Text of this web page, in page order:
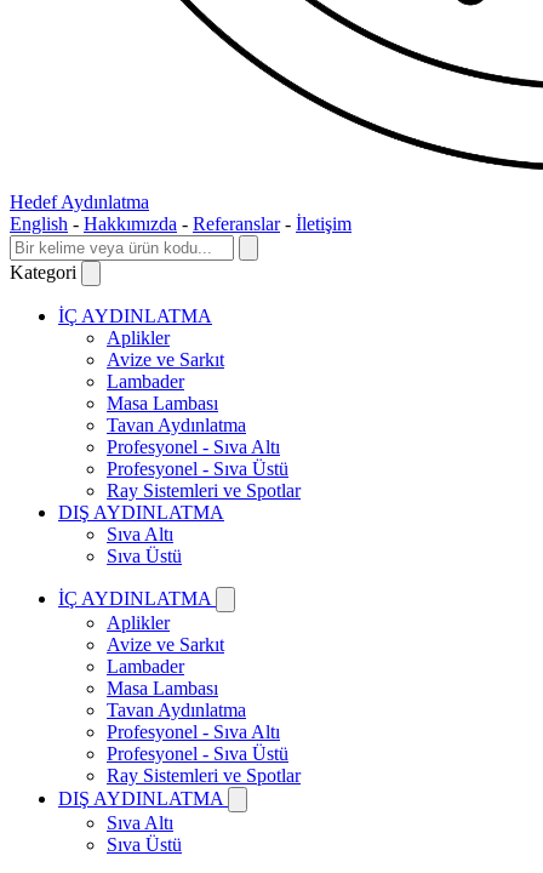
Hedef Aydınlatma
English - Hakkımızda - Referanslar - İletişim
Kategori
İÇ AYDINLATMA
Aplikler
Avize ve Sarkıt
Lambader
Masa Lambası
Tavan Aydınlatma
Profesyonel - Sıva Altı
Profesyonel - Sıva Üstü
Ray Sistemleri ve Spotlar
DIŞ AYDINLATMA
Sıva Altı
Sıva Üstü
İÇ AYDINLATMA
Aplikler
Avize ve Sarkıt
Lambader
Masa Lambası
Tavan Aydınlatma
Profesyonel - Sıva Altı
Profesyonel - Sıva Üstü
Ray Sistemleri ve Spotlar
DIŞ AYDINLATMA
Sıva Altı
Sıva Üstü